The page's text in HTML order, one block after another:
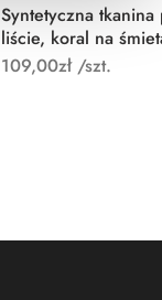
Syntetyczna
liście, koral na
109,00zł/szt.